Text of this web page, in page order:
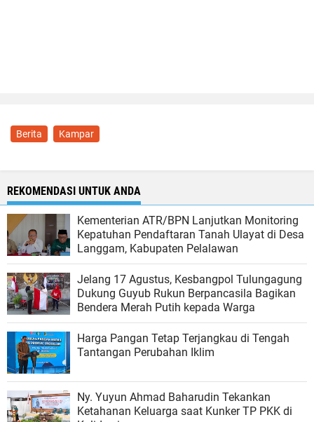
Berita Kampar
REKOMENDASI UNTUK ANDA
Kementerian ATR/BPN Lanjutkan Monitoring
Kepatuhan Pendaftaran Tanah Ulayat di Desa
Langgam, Kabupaten Pelalawan
Jelang 17 Agustus, Kesbangpol Tulungagung
Dukung Guyub Rukun Berpancasila Bagikan
Bendera Merah Putih kepada Warga
Harga Pangan Tetap Terjangkau di Tengah
Tantangan Perubahan Iklim
Ny. Yuyun Ahmad Baharudin Tekankan
Ketahanan Keluarga saat Kunker TP PKK di